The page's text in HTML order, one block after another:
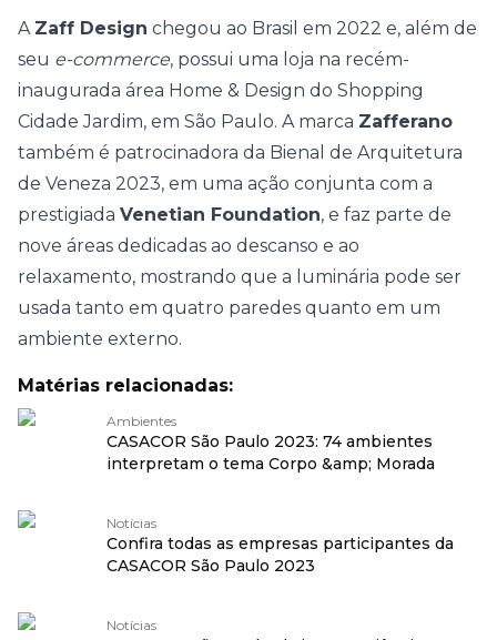
A Zaff Design chegou ao Brasil em 2022 e, além de
seu e-commerce, possui uma loja na recém-
inaugurada área Home & Design do Shopping
Cidade Jardim, em São Paulo. A marca Zafferano
também é patrocinadora da Bienal de Arquitetura
de Veneza 2023, em uma ação conjunta com a
prestigiada Venetian Foundation, e faz parte de
nove áreas dedicadas ao descanso e ao
relaxamento, mostrando que a luminária pode ser
usada tanto em quatro paredes quanto em um
ambiente externo.
Matérias relacionadas:
Ambientes
CASACOR São Paulo 2023: 74 ambientes
interpretam o tema Corpo &amp; Morada
Notícias
Confira todas as empresas participantes da
CASACOR São Paulo 2023
Notícias